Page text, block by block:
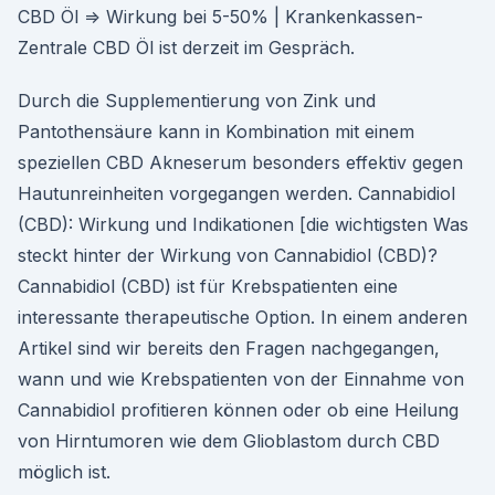
CBD Öl ⇒ Wirkung bei 5-50% | Krankenkassen-
Zentrale CBD Öl ist derzeit im Gespräch.
Durch die Supplementierung von Zink und
Pantothensäure kann in Kombination mit einem
speziellen CBD Akneserum besonders effektiv gegen
Hautunreinheiten vorgegangen werden. Cannabidiol
(CBD): Wirkung und Indikationen [die wichtigsten Was
steckt hinter der Wirkung von Cannabidiol (CBD)?
Cannabidiol (CBD) ist für Krebspatienten eine
interessante therapeutische Option. In einem anderen
Artikel sind wir bereits den Fragen nachgegangen,
wann und wie Krebspatienten von der Einnahme von
Cannabidiol profitieren können oder ob eine Heilung
von Hirntumoren wie dem Glioblastom durch CBD
möglich ist.